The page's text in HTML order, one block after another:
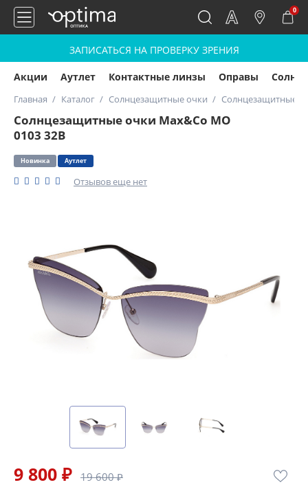
0
ЗАПИСАТЬСЯ НА ПРОВЕРКУ ЗРЕНИЯ
Акции Аутлет Контактные линзы Оправы
Главная Каталог Солнцезащитные очки Солнцезащитные
Солнцезащитные очки Max&Co MO
0103 32В
Новинка Аутлет
Отзывов еще нет
9 800 ₽ 19 600 ₽